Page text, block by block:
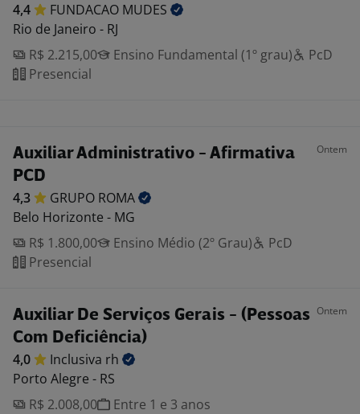
4,4 FUNDACAO MUDES
Rio de Janeiro - RJ
R$ 2.215,00
Ensino Fundamental (1º grau)
PcD
Presencial
Auxiliar Administrativo - Afirmativa
PCD
Ontem
4,3 GRUPO ROMA
Belo Horizonte - MG
R$ 1.800,00
Ensino Médio (2º Grau)
PcD
Presencial
Auxiliar De Serviços Gerais - (Pessoas
Com Deficiência)
Ontem
4,0 Inclusiva rh
Porto Alegre - RS
R$ 2.008,00
Entre 1 e 3 anos